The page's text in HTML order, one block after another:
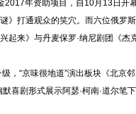
年资助项目，自10月13日开
》打通观众的笑穴。而六位俄
起来》与丹麦保罗·纳尼剧团《
，“京味很地道”演出板块《北京
喜剧形式展示阿瑟·柯南·道尔笔